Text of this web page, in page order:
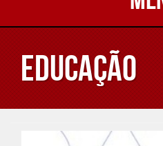
Educação